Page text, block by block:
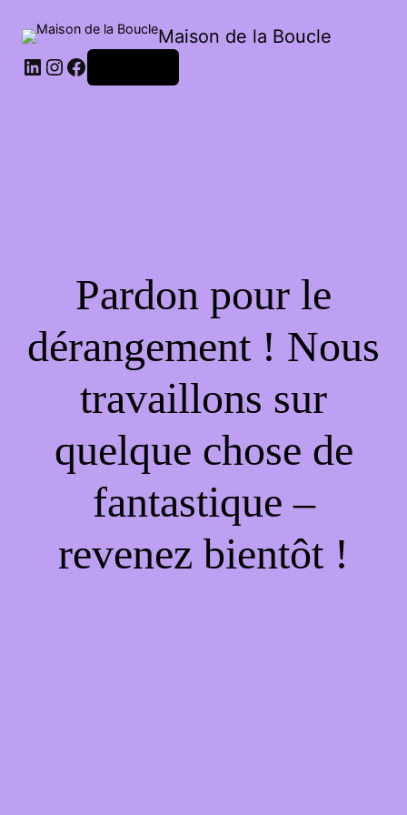
Maison de la Boucle
Pardon pour le
dérangement ! Nous
travaillons sur
quelque chose de
fantastique –
revenez bientôt !